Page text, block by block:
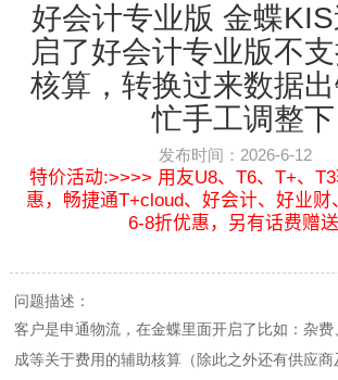
好会计专业版 金蝶
启了好会计专业版不
核算，转换过来数据
忙手工调整下
发布时间：2026-6-12
特价活动:>>>> 用友U8、T6、T+、
惠，畅捷通T+cloud、好会计、好业财
6-8折优惠，另有话费赠送
问题描述：
客户是申通物流，在金蝶里面开启了比如：杂
成等关于费用的辅助核算（除此之外还有供应商